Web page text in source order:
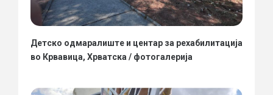
Детско одмаралиште и центар за рехабилитација
во Крвавица, Хрватска / фотогалерија